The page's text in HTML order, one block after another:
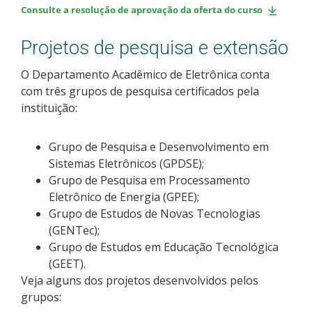
Consulte a resolução de aprovação da oferta do curso
Projetos de pesquisa e extensão
O Departamento Acadêmico de Eletrônica conta
com três grupos de pesquisa certificados pela
instituição:
Grupo de Pesquisa e Desenvolvimento em
Sistemas Eletrônicos (GPDSE);
Grupo de Pesquisa em Processamento
Eletrônico de Energia (GPEE);
Grupo de Estudos de Novas Tecnologias
(GENTec);
Grupo de Estudos em Educação Tecnológica
(GEET).
Veja alguns dos projetos desenvolvidos pelos
grupos: